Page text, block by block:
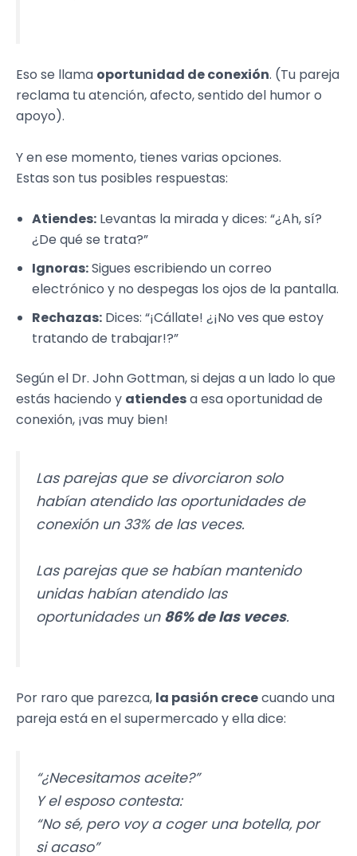
Eso se llama oportunidad de conexión. (Tu pareja
reclama tu atención, afecto, sentido del humor o
apoyo).
Y en ese momento, tienes varias opciones.
Estas son tus posibles respuestas:
Atiendes: Levantas la mirada y dices: “¿Ah, sí?
¿De qué se trata?”
Ignoras:Sigues escribiendo un correo
electrónico y no despegas los ojos de la pantalla.
Rechazas: Dices: “¡Cállate! ¿¡No ves que estoy
tratando de trabajar!?”
Según el Dr. John Gottman, si dejas a un lado lo que
estás haciendo y atiendesa esa oportunidad de
conexión, ¡vas muy bien!
Las parejas que se divorciaron solo
habían atendido las oportunidades de
conexión un 33% de las veces.
Las parejas que se habían mantenido
unidas habían atendido las
oportunidades un 86% de las veces.
Por raro que parezca, la pasión crececuando una
pareja está en el supermercado y ella dice:
“¿Necesitamos aceite?”
Y el esposo contesta:
“No sé, pero voy a coger una botella, por
si acaso”